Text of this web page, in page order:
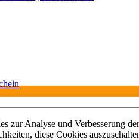
zur Analyse und Verbesserung
diese Cookies